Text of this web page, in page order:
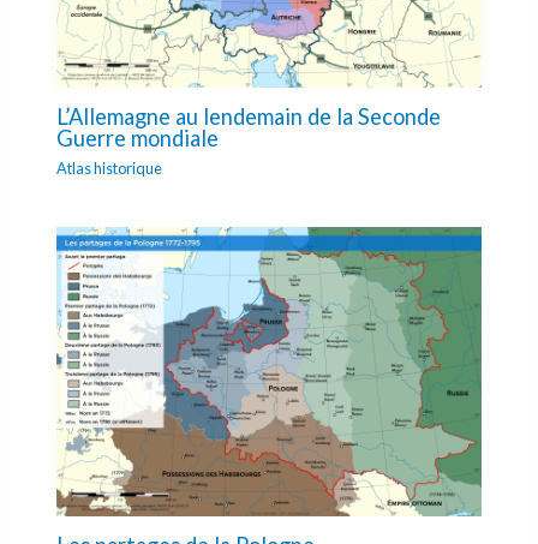
L’Allemagne au lendemain de la Seconde
Guerre mondiale
Atlas historique